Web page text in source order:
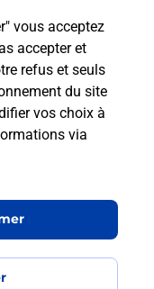
vous acceptez
accepter et
refus et seuls
du site
vos choix à
via
le